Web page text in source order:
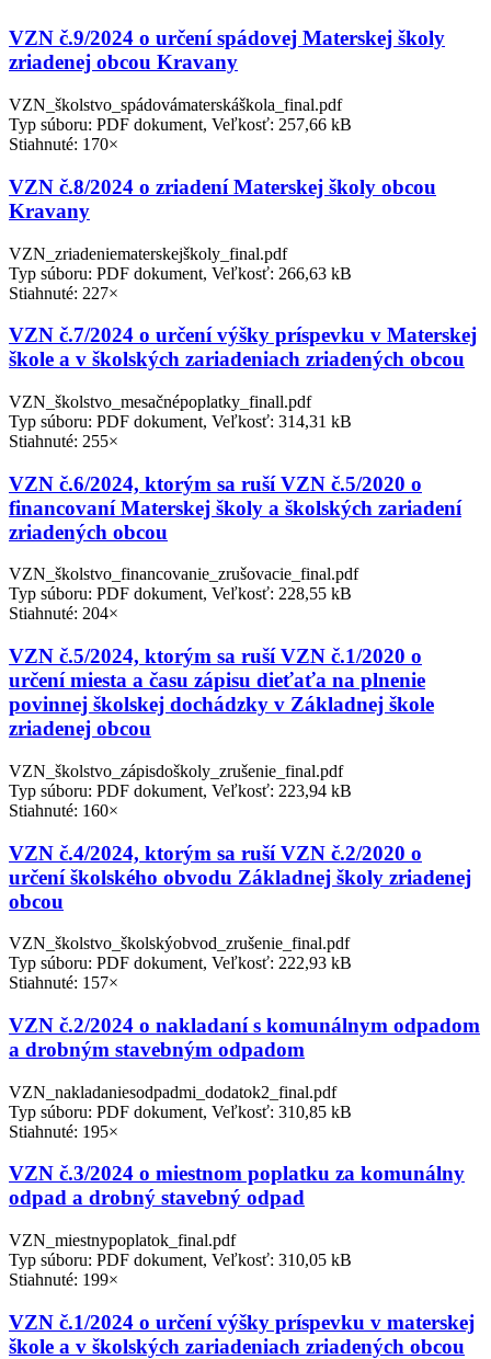
VZN č.9/2024 o určení spádovej Materskej školy
zriadenej obcou Kravany
VZN_školstvo_spádovámaterskáškola_final.pdf
Typ súboru: PDF dokument, Veľkosť: 257,66 kB
Stiahnuté: 170×
VZN č.8/2024 o zriadení Materskej školy obcou
Kravany
VZN_zriadeniematerskejškoly_final.pdf
Typ súboru: PDF dokument, Veľkosť: 266,63 kB
Stiahnuté: 227×
VZN č.7/2024 o určení výšky príspevku v Materskej
škole a v školských zariadeniach zriadených obcou
VZN_školstvo_mesačnépoplatky_finall.pdf
Typ súboru: PDF dokument, Veľkosť: 314,31 kB
Stiahnuté: 255×
VZN č.6/2024, ktorým sa ruší VZN č.5/2020 o
financovaní Materskej školy a školských zariadení
zriadených obcou
VZN_školstvo_financovanie_zrušovacie_final.pdf
Typ súboru: PDF dokument, Veľkosť: 228,55 kB
Stiahnuté: 204×
VZN č.5/2024, ktorým sa ruší VZN č.1/2020 o
určení miesta a času zápisu dieťaťa na plnenie
povinnej školskej dochádzky v Základnej škole
zriadenej obcou
VZN_školstvo_zápisdoškoly_zrušenie_final.pdf
Typ súboru: PDF dokument, Veľkosť: 223,94 kB
Stiahnuté: 160×
VZN č.4/2024, ktorým sa ruší VZN č.2/2020 o
určení školského obvodu Základnej školy zriadenej
obcou
VZN_školstvo_školskýobvod_zrušenie_final.pdf
Typ súboru: PDF dokument, Veľkosť: 222,93 kB
Stiahnuté: 157×
VZN č.2/2024 o nakladaní s komunálnym odpadom
a drobným stavebným odpadom
VZN_nakladaniesodpadmi_dodatok2_final.pdf
Typ súboru: PDF dokument, Veľkosť: 310,85 kB
Stiahnuté: 195×
VZN č.3/2024 o miestnom poplatku za komunálny
odpad a drobný stavebný odpad
VZN_miestnypoplatok_final.pdf
Typ súboru: PDF dokument, Veľkosť: 310,05 kB
Stiahnuté: 199×
VZN č.1/2024 o určení výšky príspevku v materskej
škole a v školských zariadeniach zriadených obcou